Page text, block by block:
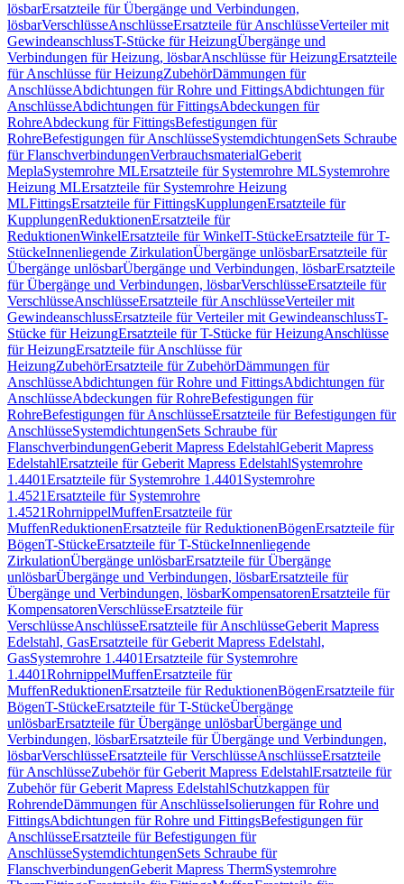
lösbarErsatzteile für Übergänge und Verbindungen,
lösbarVerschlüsseAnschlüsseErsatzteile für AnschlüsseVerteiler mit
GewindeanschlussT-Stücke für HeizungÜbergänge und
Verbindungen für Heizung, lösbarAnschlüsse für HeizungErsatzteile
für Anschlüsse für HeizungZubehörDämmungen für
AnschlüsseAbdichtungen für Rohre und FittingsAbdichtungen für
AnschlüsseAbdichtungen für FittingsAbdeckungen für
RohreAbdeckung für FittingsBefestigungen für
RohreBefestigungen für AnschlüsseSystemdichtungenSets Schraube
für FlanschverbindungenVerbrauchsmaterialGeberit
MeplaSystemrohre MLErsatzteile für Systemrohre MLSystemrohre
Heizung MLErsatzteile für Systemrohre Heizung
MLFittingsErsatzteile für FittingsKupplungenErsatzteile für
KupplungenReduktionenErsatzteile für
ReduktionenWinkelErsatzteile für WinkelT-StückeErsatzteile für T-
StückeInnenliegende ZirkulationÜbergänge unlösbarErsatzteile für
Übergänge unlösbarÜbergänge und Verbindungen, lösbarErsatzteile
für Übergänge und Verbindungen, lösbarVerschlüsseErsatzteile für
VerschlüsseAnschlüsseErsatzteile für AnschlüsseVerteiler mit
GewindeanschlussErsatzteile für Verteiler mit GewindeanschlussT-
Stücke für HeizungErsatzteile für T-Stücke für HeizungAnschlüsse
für HeizungErsatzteile für Anschlüsse für
HeizungZubehörErsatzteile für ZubehörDämmungen für
AnschlüsseAbdichtungen für Rohre und FittingsAbdichtungen für
AnschlüsseAbdeckungen für RohreBefestigungen für
RohreBefestigungen für AnschlüsseErsatzteile für Befestigungen für
AnschlüsseSystemdichtungenSets Schraube für
FlanschverbindungenGeberit Mapress EdelstahlGeberit Mapress
EdelstahlErsatzteile für Geberit Mapress EdelstahlSystemrohre
1.4401Ersatzteile für Systemrohre 1.4401 Systemrohre
1.4521Ersatzteile für Systemrohre
1.4521RohrnippelMuffenErsatzteile für
MuffenReduktionenErsatzteile für ReduktionenBögenErsatzteile für
BögenT-StückeErsatzteile für T-StückeInnenliegende
ZirkulationÜbergänge unlösbarErsatzteile für Übergänge
unlösbarÜbergänge und Verbindungen, lösbarErsatzteile für
Übergänge und Verbindungen, lösbarKompensatorenErsatzteile für
KompensatorenVerschlüsseErsatzteile für
VerschlüsseAnschlüsseErsatzteile für AnschlüsseGeberit Mapress
Edelstahl, GasErsatzteile für Geberit Mapress Edelstahl,
GasSystemrohre 1.4401Ersatzteile für Systemrohre
1.4401RohrnippelMuffenErsatzteile für
MuffenReduktionenErsatzteile für ReduktionenBögenErsatzteile für
BögenT-StückeErsatzteile für T-StückeÜbergänge
unlösbarErsatzteile für Übergänge unlösbarÜbergänge und
Verbindungen, lösbarErsatzteile für Übergänge und Verbindungen,
lösbarVerschlüsseErsatzteile für VerschlüsseAnschlüsseErsatzteile
für AnschlüsseZubehör für Geberit Mapress EdelstahlErsatzteile für
Zubehör für Geberit Mapress EdelstahlSchutzkappen für
RohrendeDämmungen für AnschlüsseIsolierungen für Rohre und
FittingsAbdichtungen für Rohre und FittingsBefestigungen für
AnschlüsseErsatzteile für Befestigungen für
AnschlüsseSystemdichtungenSets Schraube für
FlanschverbindungenGeberit Mapress ThermSystemrohre